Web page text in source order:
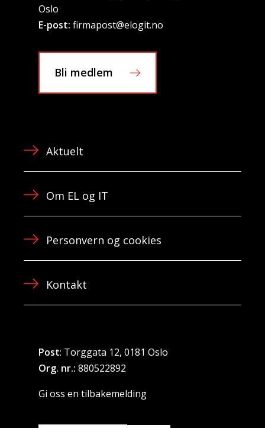
Oslo
E-post: firmapost@elogit.no
Bli medlem
Aktuelt
Om EL og IT
Personvern og cookies
Kontakt
Post: Torggata 12, 0181 Oslo
Org. nr.: 880522892
Gi oss en tilbakemelding